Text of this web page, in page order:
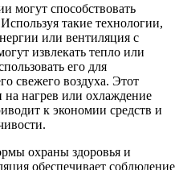
могут способствовать
такие технологии,
или вентиляция с
извлекать тепло или
его для
свежего воздуха. Этот
на нагрев или охлаждение
к экономии средств и
охраны здоровья и
обеспечивает соблюдение